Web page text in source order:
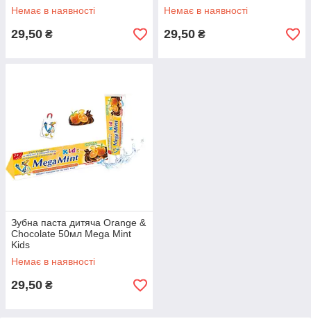
Немає в наявності
29,50 ₴
Немає в наявності
29,50 ₴
Зубна паста дитяча Orange &
Chocolate 50мл Mega Mint
Kids
Немає в наявності
29,50 ₴